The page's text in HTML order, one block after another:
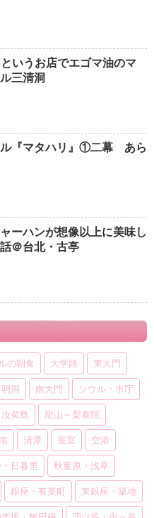
いうお店でエゴマ油のマ
三清洞
ル『マタハリ』①二幕 あら
ーハンが想像以上に美味し
＠台北・古亭
の朝食 大学路 東大門
明洞 南大門 ソウル・市庁
矣島 龍山～梨泰院
清潭 蚕室 空港
・日暮里 秋葉原・浅草
銀座・有楽町 東銀座・築地